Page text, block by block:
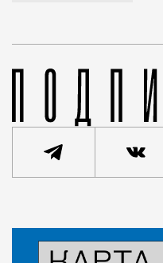
Статья
Город
Редакция Москвич Mag